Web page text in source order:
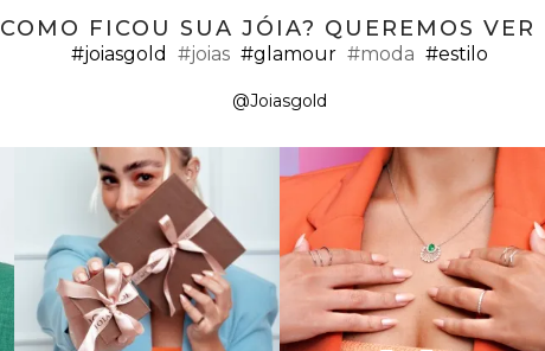
COMO FICOU SUA JÓIA? QUEREMOS VER
#joiasgold #joias #glamour #moda #estilo
@Joiasgold